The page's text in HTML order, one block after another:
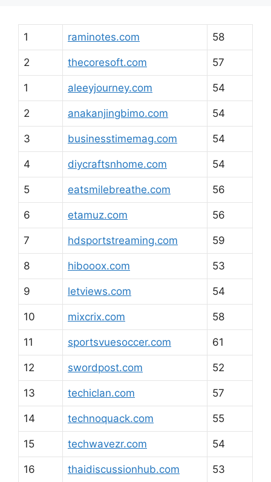
1 raminotes.com 58
2 thecoresoft.com 57
1 aleeyjourney.com 54
2 anakanjingbimo.com 54
3 businesstimemag.com 54
4 diycraftsnhome.com 54
5 eatsmilebreathe.com 56
6 etamuz.com 56
7 hdsportstreaming.com 59
8 hibooox.com 53
9 letviews.com 54
10 mixcrix.com 58
11 sportsvuesoccer.com 61
12 swordpost.com 52
13 techiclan.com 57
14 technoquack.com 55
15 techwavezr.com 54
16 thaidiscussionhub.com 53